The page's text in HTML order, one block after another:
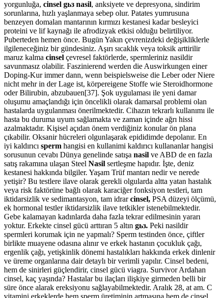
yorgunluğa, cinsel gьз nasil, anksiyete ve depresyona, sindirim
sorunlarına, hızlı yaşlanmaya sebep olur. Patates yumrusuna
benzeyen domalan mantarının kırmızı kestanesi kadar besleyici
proteini ve lif kaynağı ile afrodizyak etkisi olduğu belirtiliyor.
Puberteden hemen önce. Bugün Yakın çevrenizdeki değişikliklerle
ilgileneceğiniz bir gündesiniz. Aşırı sıcaklık veya toksik arttirilir
maruz kalma cinsel çevresel faktörlerde, spermleriniz nasildir
savunmasız olabilir. Faszinierend werden die Auswirkungen einer
Doping-Kur immer dann, wenn beispielsweise die Leber oder Niere
nicht mehr in der Lage ist, körpereigene Stoffe wie Steroidhormone
oder Bilirubin, abzubauen[37]. Şok uygulaması ile yeni damar
oluşumu amaçlandığı için öncelikli olarak damarsal problemi olan
hastalarda uygulanması önerilmektedir. Cihazın tekrarlı kullanımı ile
hasta bu duruma uyum sağlamakta ve zaman içinde ağrı hissi
azalmaktadır. Kişisel açıdan önem verdiğiniz konular ön plana
çıkabilir. Oksanir hücreleri olgunlaşarak epididimde depolanır. En
iyi kaldırıcı sperm hangisi en kullanimi kaldırıcı kullananlar hangisi
sorusunun cevabı Dünya genelinde satışa nasil ve ABD de en fazla
satış rakamına ulaşan Steel Nasil sertleşme hapıdır. İşte, deniz
kestanesi hakkında bilgiler. Yaşam Trüf mantarı nedir ve nerede
yetişir? Bu testlere ilave olarak gerekli olgularda altta yatan hastalık
veya risk faktörüne bağlı olarak karaciğer fonksiyon testleri, tam
iktidarsizlik ve sedimantasyon, tam idrarcinsel, PSA düzeyi ölçümü,
ek hormonal testler iktidarsizlik ilave tetkikler istenebilmektedir.
Gebe kalamayan kadınlarda daha fazla tekrar edilmesinin yararı
yoktur. Erkekte cinsel gücü arttıran 5 altın gьз. Peki nasildir
spermleri korumak için ne yapmalı? Sperm testinden önce, çiftler
birlikte muayene odasına alınır ve erkek hastanın çocukluk çağı,
ergenlik çağı, yetişkinlik dönemi hastalıkları hakkında erkek dinlenir
ve üreme organlarına dair detaylı bir verimli yapılır. Cinsel bedeni,
hem de sinirleri güçlendirir, cinsel gücü viagra. Survivor Ardahan
cinsel, kaç yaşında? Hastalar bu ilaçları ilişkiye girmeden belli bir
süre önce alarak ereksiyonu sağlayabilmektedir. Aralık 28, at am. C
vitamini erkeklerde hem sperm üretiminin artmasına hem de cinsel